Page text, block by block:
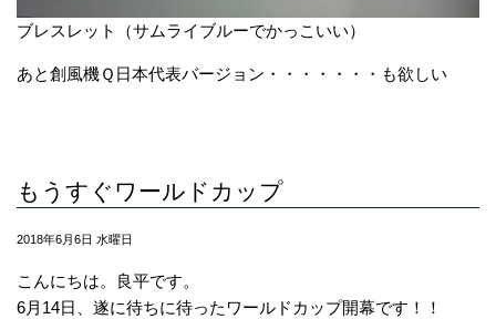
ブレスレット（サムライブルーでかっこいい）
あと創風機Ｑ日本代表バージョン・・・・・・・も欲しい
もうすぐワールドカップ
2018年6月6日 水曜日
こんにちは。良平です。
6月14日、遂に待ちに待ったワールドカップ開幕です！！